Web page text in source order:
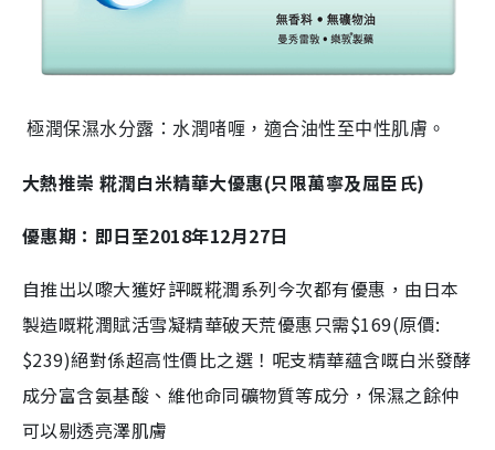
極潤保濕水分露 ：水潤啫喱，適合油性至中性肌膚。
大熱推崇 糀潤白米精華大優惠(只限萬寧及屈臣氏)
優惠期：即日至2018年12月27日
自推出以嚟大獲好評嘅糀潤系列今次都有優惠， 由日本
製造嘅糀潤賦活雪凝精華破天荒優惠只需$169(原價:
$239)絕對係超高性價比之選！呢支精華蘊含嘅白米發酵
成分富含氨基酸、維他命同礦物質等成分，保濕之餘仲
可以剔透亮澤肌膚